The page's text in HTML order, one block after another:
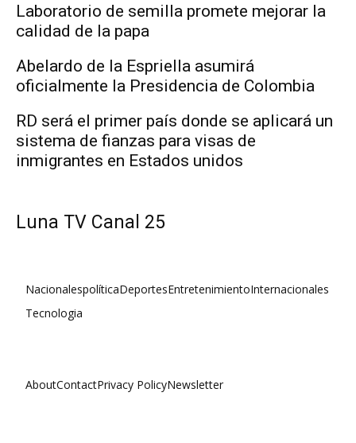
Laboratorio de semilla promete mejorar la
calidad de la papa
Abelardo de la Espriella asumirá
oficialmente la Presidencia de Colombia
RD será el primer país donde se aplicará un
sistema de fianzas para visas de
inmigrantes en Estados unidos
Luna TV Canal 25
NacionalespolíticaDeportesEntretenimientoInternacionales
Tecnologia
AboutContactPrivacy PolicyNewsletter